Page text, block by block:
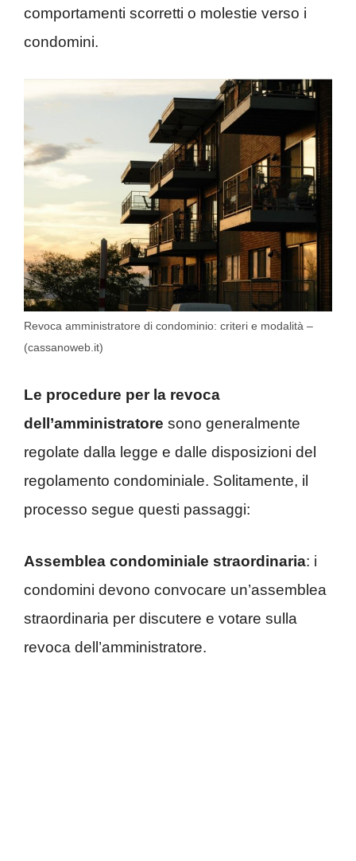
comportamenti scorretti o molestie verso i
condomini.
Revoca amministratore di condominio: criteri e modalità –
(cassanoweb.it)
Le procedure per la revoca
dell’amministratore sono generalmente
regolate dalla legge e dalle disposizioni del
regolamento condominiale. Solitamente, il
processo segue questi passaggi:
Assemblea condominiale straordinaria: i
condomini devono convocare un’assemblea
straordinaria per discutere e votare sulla
revoca dell’amministratore.